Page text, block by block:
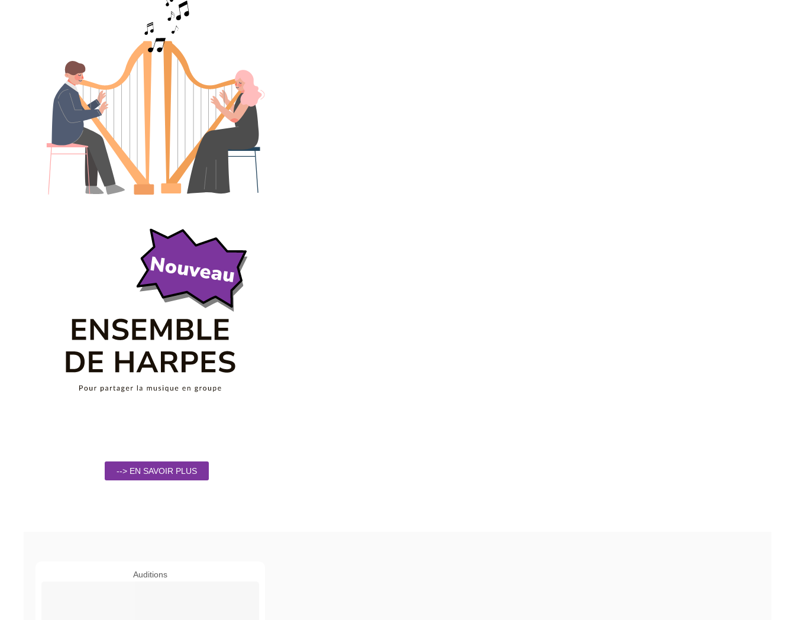
--> EN SAVOIR PLUS
Auditions